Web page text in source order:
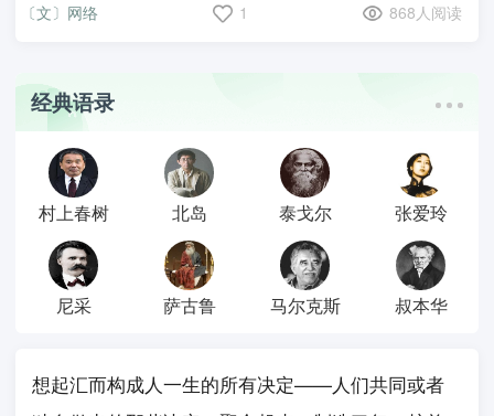
〔文〕网络 1 868人阅读
经典语录
村上春树 北岛 泰戈尔 张爱玲
尼采 萨古鲁 马尔克斯 叔本华
想起汇而构成人一生的所有决定——人们共同或者